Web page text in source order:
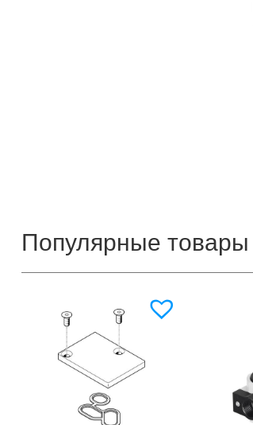
Популярные товары